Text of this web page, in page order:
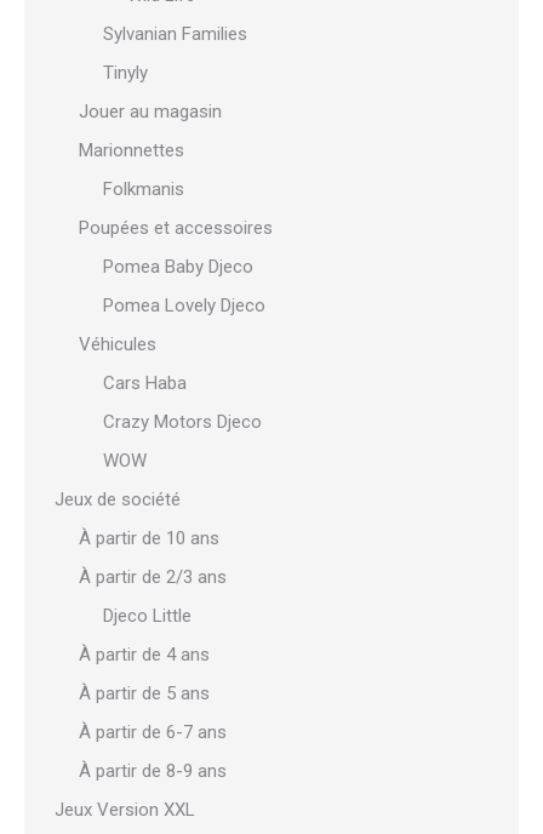
Sylvanian Families
Tinyly
Jouer au magasin
Marionnettes
Folkmanis
Poupées et accessoires
Pomea Baby Djeco
Pomea Lovely Djeco
Véhicules
Cars Haba
Crazy Motors Djeco
WOW
Jeux de société
À partir de 10 ans
À partir de 2/3 ans
Djeco Little
À partir de 4 ans
À partir de 5 ans
À partir de 6-7 ans
À partir de 8-9 ans
Jeux Version XXL